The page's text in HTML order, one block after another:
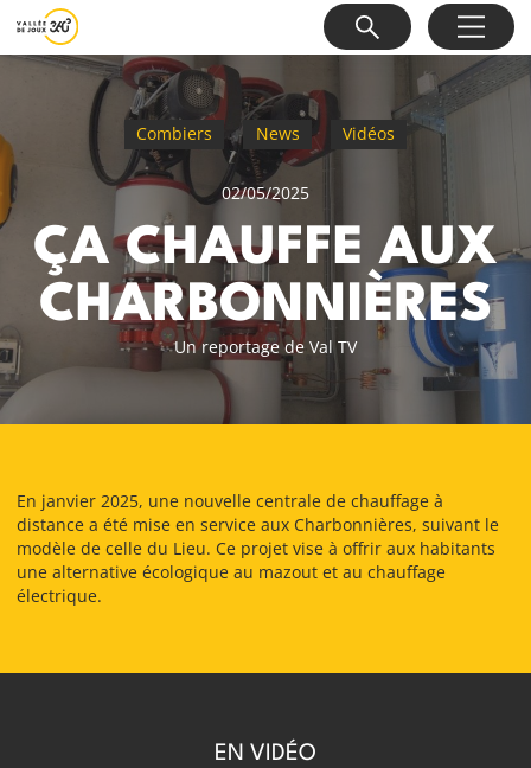
Combiers News Vidéos
02/05/2025
ÇA CHAUFFE AUX
CHARBONNIÈRES
Un reportage de Val TV
En janvier 2025, une nouvelle centrale de chauffage à
distance a été mise en service aux Charbonnières, suivant le
modèle de celle du Lieu. Ce projet vise à offrir aux habitants
une alternative écologique au mazout et au chauffage
électrique.
EN VIDÉO